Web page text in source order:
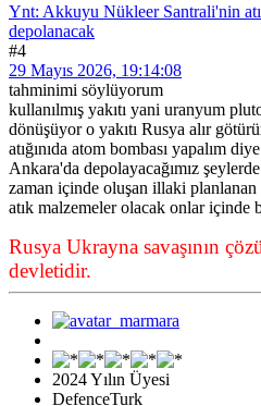
Ynt: Akkuyu Nükleer Santrali'nin
depolanacak
#4
29 Mayıs 2026, 19:14:08
tahminimi söylüyorum
kullanılmış yakıtı yani uranyum
dönüşüyor o yakıtı Rusya alır
atığınıda atom bombası yapalım
Ankara'da depolayacağımız
zaman içinde oluşan illaki
atık malzemeler olacak onlar içinde
Rusya Ukrayna savaşının
devletidir.
2024 Yılın Üyesi
DefenceTurk